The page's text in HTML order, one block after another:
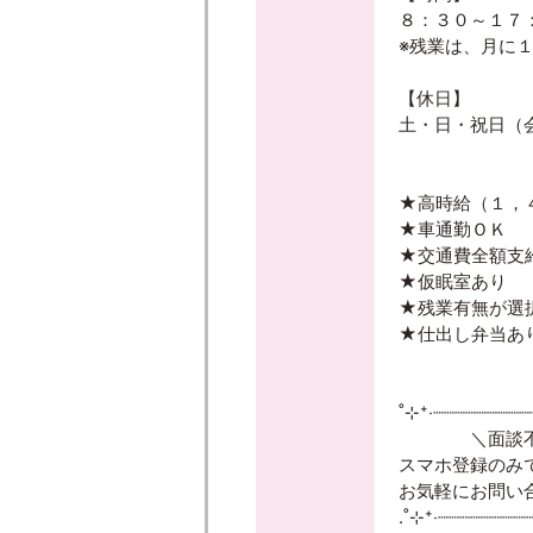
８：３０～１７
※残業は、月に
【休日】
土・日・祝日（
★高時給（１，
★車通勤ＯＫ
★交通費全額支
★仮眠室あり
★残業有無が選
★仕出し弁当あ
＼面談不
スマホ登録のみ
お気軽にお問い